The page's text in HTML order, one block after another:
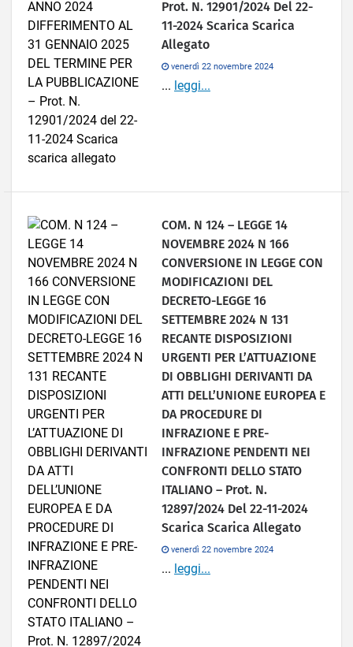
Prot. N. 12901/2024 Del 22-
11-2024 Scarica Scarica
Allegato
venerdì 22 novembre 2024
... leggi...
COM. N 124 – LEGGE 14
NOVEMBRE 2024 N 166
CONVERSIONE IN LEGGE CON
MODIFICAZIONI DEL
DECRETO-LEGGE 16
SETTEMBRE 2024 N 131
RECANTE DISPOSIZIONI
URGENTI PER L’ATTUAZIONE
DI OBBLIGHI DERIVANTI DA
ATTI DELL’UNIONE EUROPEA E
DA PROCEDURE DI
INFRAZIONE E PRE-
INFRAZIONE PENDENTI NEI
CONFRONTI DELLO STATO
ITALIANO – Prot. N.
12897/2024 Del 22-11-2024
Scarica Scarica Allegato
venerdì 22 novembre 2024
... leggi...